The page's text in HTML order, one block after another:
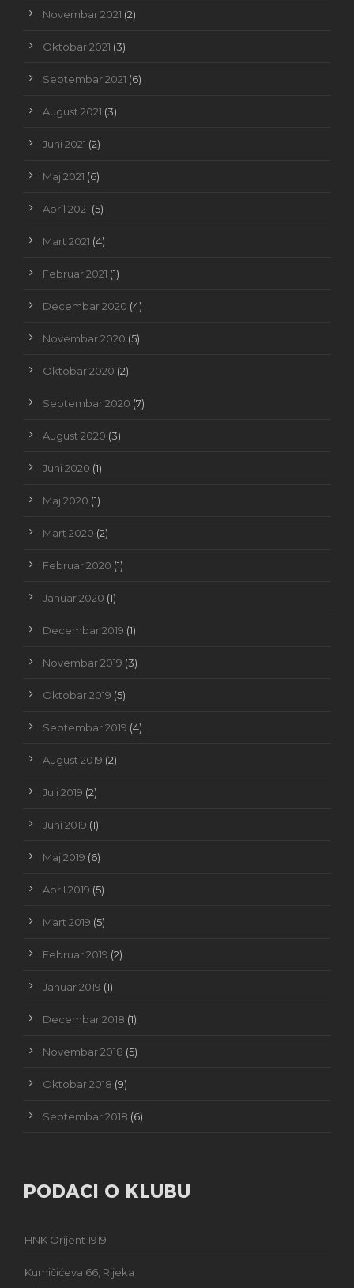
Novembar 2021 (2)
Oktobar 2021 (3)
Septembar 2021 (6)
August 2021 (3)
Juni 2021 (2)
Maj 2021 (6)
April 2021 (5)
Mart 2021 (4)
Februar 2021 (1)
Decembar 2020 (4)
Novembar 2020 (5)
Oktobar 2020 (2)
Septembar 2020 (7)
August 2020 (3)
Juni 2020 (1)
Maj 2020 (1)
Mart 2020 (2)
Februar 2020 (1)
Januar 2020 (1)
Decembar 2019 (1)
Novembar 2019 (3)
Oktobar 2019 (5)
Septembar 2019 (4)
August 2019 (2)
Juli 2019 (2)
Juni 2019 (1)
Maj 2019 (6)
April 2019 (5)
Mart 2019 (5)
Februar 2019 (2)
Januar 2019 (1)
Decembar 2018 (1)
Novembar 2018 (5)
Oktobar 2018 (9)
Septembar 2018 (6)
PODACI O KLUBU
HNK Orijent 1919
Kumičićeva 66, Rijeka